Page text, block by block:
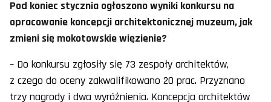
Pod koniec stycznia ogłoszono wyniki konkursu na
opracowanie koncepcji architektonicznej muzeum, jak
zmieni się mokotowskie więzienie?
– Do konkursu zgłosiły się 73 zespoły architektów,
z czego do oceny zakwalifikowano 20 prac. Przyznano
trzy nagrody i dwa wyróżnienia. Koncepcja architektów